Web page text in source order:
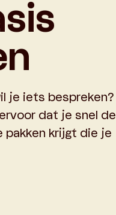
je iets bespreken?
dat je snel de
pakken krijgt die je